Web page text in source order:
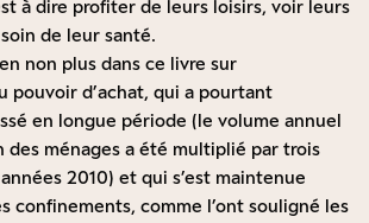
à dire profiter de leurs loisirs, voir leurs
de leur santé.
non plus dans ce livre sur
pouvoir d’achat, qui a pourtant
en longue période (le volume annuel
des ménages a été multiplié par trois
2010) et qui s’est maintenue
confinements, comme l’ont souligné les